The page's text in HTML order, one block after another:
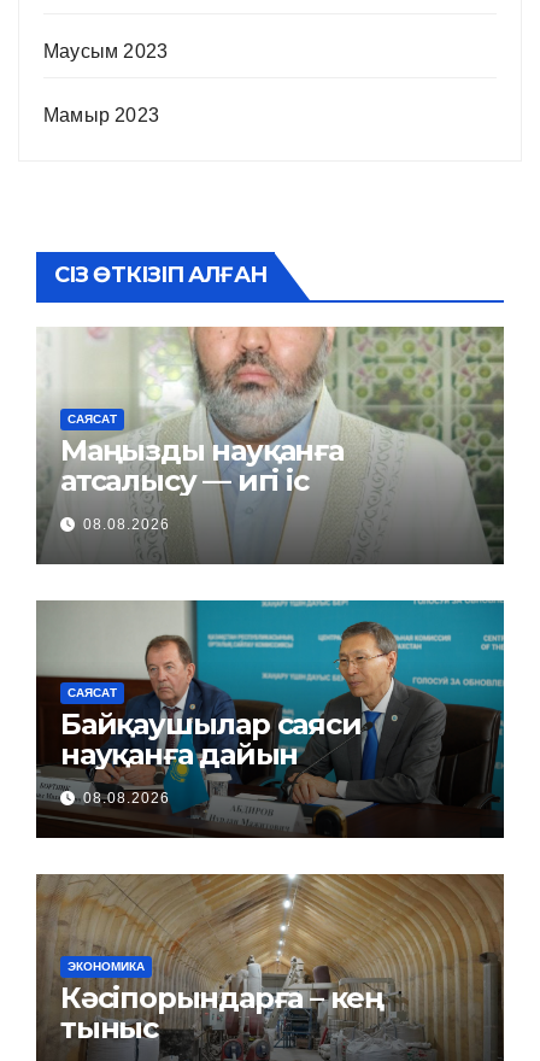
Маусым 2023
Мамыр 2023
СІЗ ӨТКІЗІП АЛҒАН
САЯСАТ
Маңызды науқанға
атсалысу — игі іс
08.08.2026
САЯСАТ
Байқаушылар саяси
науқанға дайын
08.08.2026
ЭКОНОМИКА
Кәсіпорындарға – кең
тыныс